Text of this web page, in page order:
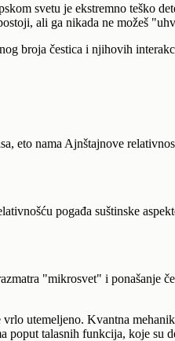
svetu je ekstremno teško
ali ga nikada ne možeš
broja čestica i njihovih
eto nama Ajnštajnove
pogađa suštinske
"mikrosvet" i ponašanje
utemeljeno. Kvantna
poput talasnih funkcija, koje su